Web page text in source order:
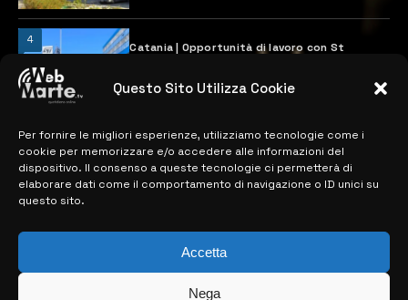
Questo Sito Utilizza Cookie
Per fornire le migliori esperienze, utilizziamo tecnologie come i
cookie per memorizzare e/o accedere alle informazioni del
dispositivo. Il consenso a queste tecnologie ci permetterà di
elaborare dati come il comportamento di navigazione o ID unici su
questo sito.
Accetta
Nega
4
Catania | Opportunità di lavoro con St
28 MARZO 2024
MAPPA DEL SITO
> NOTIZIE
> CONTATTI